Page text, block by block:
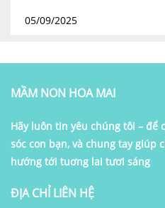
05/09/2025
MẦM NON HOA MAI
Hãy luôn tin yêu chúng tôi – để
sóc con bạn, và chung tay giúp
hướng tới tuơng lai tươi sáng
ĐỊA CHỈ LIÊN HỆ